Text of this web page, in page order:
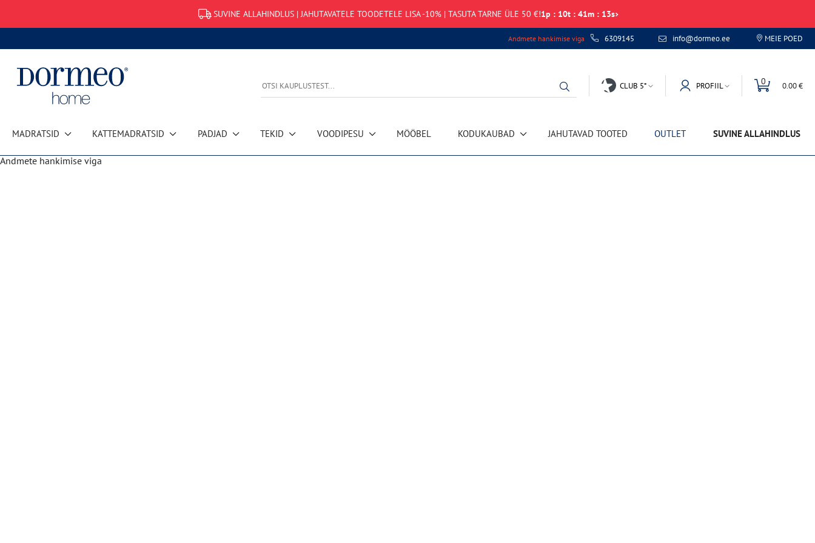
SUVINE ALLAHINDLUS | JAHUTAVATELE TOODETELE LISA -10% | TASUTA TARNE ÜLE 50 €!1p : 10t : 41m : 13s
Andmete hankimise viga 6309145 info@dormeo.ee MEIE POED
CLUB 5* PROFIIL 0 0.00 €
MADRATSID KATTEMADRATSID PADJAD TEKID VOODIPESU MÖÖBEL KODUKAUBAD JAHUTAVAD TOOTED OUTLET SUVINE ALLAHINDLUS
Andmete hankimise viga